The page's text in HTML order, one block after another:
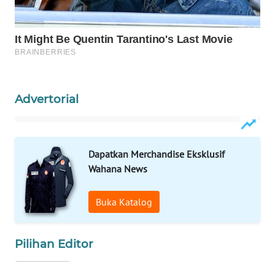
Advertorial
Dapatkan Merchandise Eksklusif
Wahana News
Buka Katalog
Pilihan Editor
LISTRIK
WAHANA
TRAVEL
TV
WAHANANEWS
CO ID
WAHANANEWS